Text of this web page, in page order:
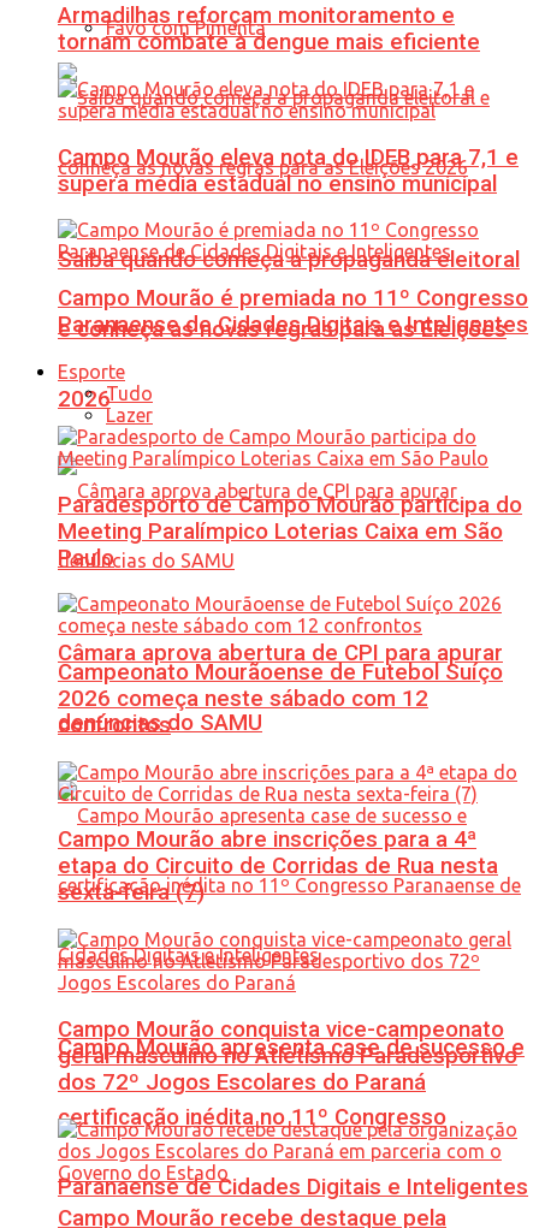
Favo com Pimenta
Saiba quando começa a propaganda eleitoral
e conheça as novas regras para as Eleições
2026
Câmara aprova abertura de CPI para apurar
denúncias do SAMU
Campo Mourão apresenta case de sucesso e
certificação inédita no 11º Congresso
Paranaense de Cidades Digitais e Inteligentes
Armadilhas reforçam monitoramento e
tornam combate à dengue mais eficiente
Campo Mourão eleva nota do IDEB para 7,1 e
supera média estadual no ensino municipal
Campo Mourão é premiada no 11º Congresso
Paranaense de Cidades Digitais e Inteligentes
Esporte
Tudo
Lazer
Paradesporto de Campo Mourão participa do
Meeting Paralímpico Loterias Caixa em São
Paulo
Campeonato Mourãoense de Futebol Suíço
2026 começa neste sábado com 12
confrontos
Campo Mourão abre inscrições para a 4ª
etapa do Circuito de Corridas de Rua nesta
sexta-feira (7)
Campo Mourão conquista vice-campeonato
geral masculino no Atletismo Paradesportivo
dos 72º Jogos Escolares do Paraná
Campo Mourão recebe destaque pela